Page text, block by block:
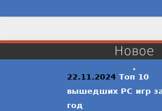
Новое
22.11.2024 Топ 10
вышедших PC игр
год